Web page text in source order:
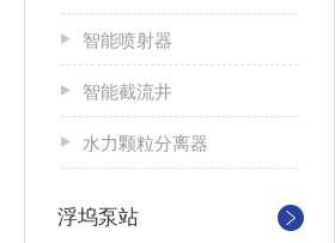
智能喷射器
智能截流井
水力颗粒分离器
浮坞泵站